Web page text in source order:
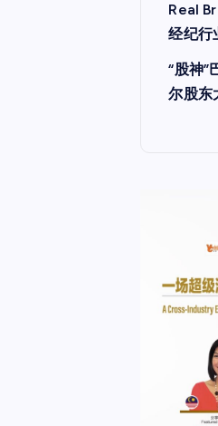
Real
经纪行
“股神”
尔股东